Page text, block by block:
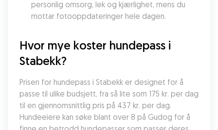
personlig omsorg, lek og kjærlighet, mens du
mottar fotooppdateringer hele dagen.
Hvor mye koster hundepass i
Stabekk?
Prisen for hundepass i Stabekk er designet for å
passe til ulike budsjett, fra så lite som 175 kr. per dag
til en gjennomsnittlig pris på 437 kr. per dag.
Hundeeiere kan søke blant over 8 på Gudog for å